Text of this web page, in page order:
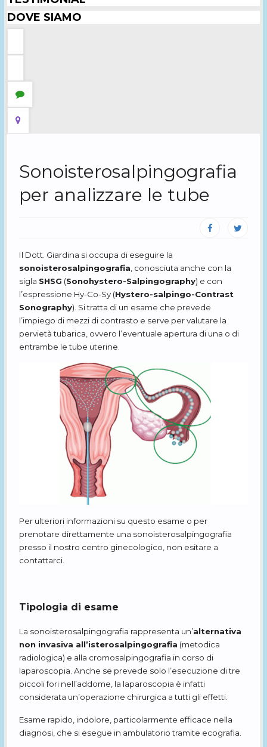
DOVE SIAMO
Sonoisterosalpingografia
per analizzare le tube
Il Dott. Giardina si occupa di eseguire la
sonoisterosalpingografia , conosciuta anche con la
sigla SHSG (Sonohystero-Salpingography) e con
l’espressione Hy-Co-Sy (Hystero-salpingo-Contrast
Sonography). Si tratta di un esame che prevede
l’impiego di mezzi di contrasto e serve per valutare la
pervietà tubarica, ovvero l’eventuale apertura di una o di
entrambe le tube uterine.
Per ulteriori informazioni su questo esame o per
prenotare direttamente una sonoisterosalpingografia
presso il nostro centro ginecologico, non esitare a
contattarci.
Tipologia di esame
La sonoisterosalpingografia rappresenta un’alternativa
non invasiva all’isterosalpingografia (metodica
radiologica) e alla cromosalpingografia in corso di
laparoscopia. Anche se prevede solo l’esecuzione di tre
piccoli fori nell’addome, la laparoscopia è infatti
considerata un’operazione chirurgica a tutti gli effetti.
Esame rapido, indolore, particolarmente efficace nella
diagnosi, che si esegue in ambulatorio tramite ecografia.